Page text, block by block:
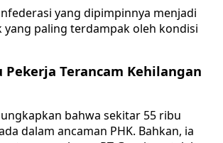
yang dipimpinnya menjadi
yang paling terdampak oleh kondisi
Pekerja Terancam Kehilangan
bahwa sekitar 55 ribu
dalam ancaman PHK. Bahkan, ia